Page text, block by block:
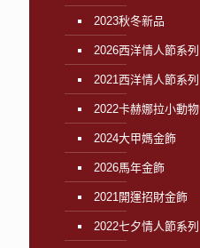
2023秋冬新品
2026西洋情人節系列
2021西洋情人節系列
2022卡赫娜拉小動物
2024大甲媽金飾
2026馬年金飾
2021開運招財金飾
2022七夕情人節系列